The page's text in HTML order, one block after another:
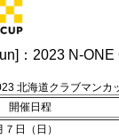
：2023 N-
北海道クラブマンカ
開催日程
７日（日）